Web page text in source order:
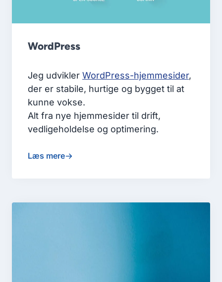
WordPress
Jeg udvikler WordPress-hjemmesider,
der er stabile, hurtige og bygget til at
kunne vokse.
Alt fra nye hjemmesider til drift,
vedligeholdelse og optimering.
Læs mere